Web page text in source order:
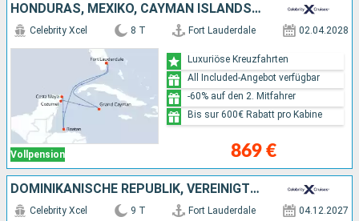
HONDURAS, MEXIKO, CAYMAN ISLANDS, VEREINIGTE STAATEN VON AMERIKA
Vollpension
Celebrity Xcel 8 T Fort Lauderdale 02.04.2028
869 €
Luxuriöse Kreuzfahrten
All Included-Angebot verfügbar
-60% auf den 2. Mitfahrer
Bis sur 600€ Rabatt pro Kabine
DOMINIKANISCHE REPUBLIK, VEREINIGTE STAATEN VON AMERIKA, ANTIGUA UND BARBUDA
Celebrity Xcel 9 T Fort Lauderdale 04.12.2027